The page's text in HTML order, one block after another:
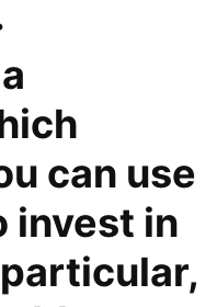
can use
invest in